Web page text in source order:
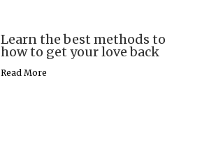
Learn the best methods to
how to get your love back
Read More